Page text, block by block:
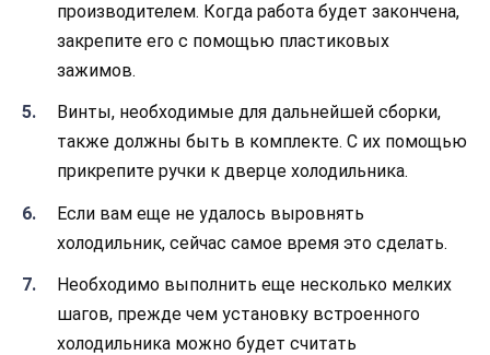
производителем. Когда работа будет закончена,
закрепите его с помощью пластиковых
зажимов.
Винты, необходимые для дальнейшей сборки,
также должны быть в комплекте. С их помощью
прикрепите ручки к дверце холодильника.
Если вам еще не удалось выровнять
холодильник, сейчас самое время это сделать.
Необходимо выполнить еще несколько мелких
шагов, прежде чем установку встроенного
холодильника можно будет считать